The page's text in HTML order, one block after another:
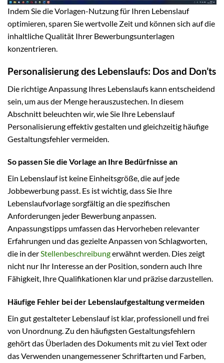
Indem Sie die Vorlagen-Nutzung für Ihren Lebenslauf
optimieren, sparen Sie wertvolle Zeit und können sich auf die
inhaltliche Qualität Ihrer Bewerbungsunterlagen
konzentrieren.
Personalisierung des Lebenslaufs: Dos and Don’ts
Die richtige Anpassung Ihres Lebenslaufs kann entscheidend
sein, um aus der Menge herauszustechen. In diesem
Abschnitt beleuchten wir, wie Sie Ihre Lebenslauf
Personalisierung effektiv gestalten und gleichzeitig häufige
Gestaltungsfehler vermeiden.
So passen Sie die Vorlage an Ihre Bedürfnisse an
Ein Lebenslauf ist keine Einheitsgröße, die auf jede
Jobbewerbung passt. Es ist wichtig, dass Sie Ihre
Lebenslaufvorlage sorgfältig an die spezifischen
Anforderungen jeder Bewerbung anpassen.
Anpassungstipps umfassen das Hervorheben relevanter
Erfahrungen und das gezielte Anpassen von Schlagworten,
die in derStellenbeschreibungerwähnt werden. Dies zeigt
nicht nur Ihr Interesse an der Position, sondern auch Ihre
Fähigkeit, Ihre Qualifikationen klar und präzise darzustellen.
Häufige Fehler bei der Lebenslaufgestaltung vermeiden
Ein gut gestalteter Lebenslauf ist klar, professionell und frei
von Unordnung. Zu den häufigsten Gestaltungsfehlern
gehört das Überladen des Dokuments mit zu viel Text oder
das Verwenden unangemessener Schriftarten und Farben,